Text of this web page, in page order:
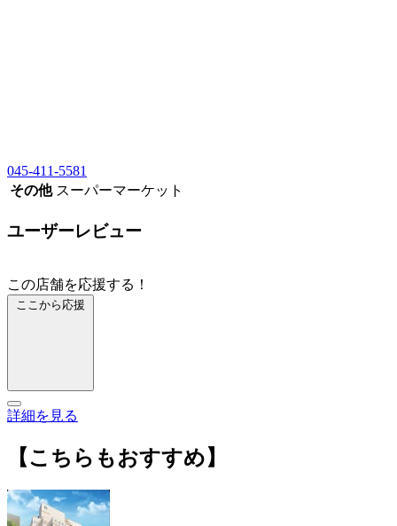
045-411-5581
その他 スーパーマーケット
ユーザーレビュー
この店舗を応援する！
ここから応援
詳細を見る
【こちらもおすすめ】